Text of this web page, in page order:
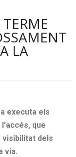
LA
executa els
que
dels
via.